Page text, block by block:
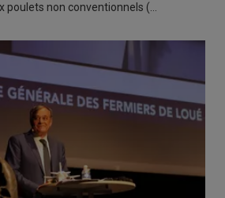
poulets non conventionnels (…